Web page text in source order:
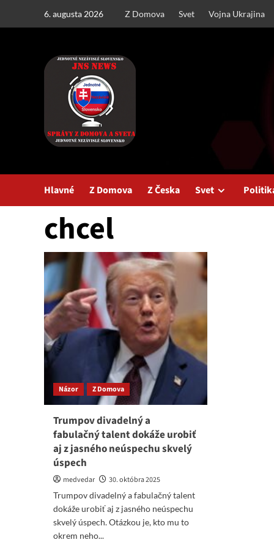
6. augusta 2026 Z Domova Svet Vojna Ukrajina
Hlavné Z Domova Z Česka Svet
chcel
Názor Z Domova
Trumpov divadelný a
fabulačný talent dokáže urobiť
aj z jasného neúspechu skvelý
úspech
medvedar
30. októbra 2025
Trumpov divadelný a fabulačný talent
dokáže urobiť aj z jasného neúspechu
skvelý úspech. Otázkou je, kto mu to
okrem neho...